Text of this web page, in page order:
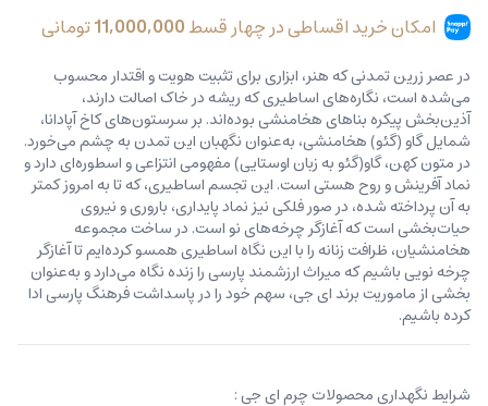
امکان خرید اقساطی در چهار قسط11,000,000تومانی
در عصر زرین تمدنی که هنر، ابزاری برای تثبیت هویت و اقتدار محسوب
می‌شده است، نگاره‌های اساطیری که ریشه در خاک اصالت دارند،
آذین‌بخش پیکره بناهای هخامنشی بوده‌اند. بر سرستون‌های کاخ آپادانا،
شمایل‌‌ گاو (گئو) هخامنشی، به‌عنوان نگهبان این تمدن به چشم می‌خورد.
در متون کهن، گاو(گئو به زبان اوستایی) مفهومی انتزاعی و اسطوره‌ای دارد و
نماد آفرینش و روح هستی است. این تجسم اساطیری، که تا به امروز کمتر
به آن پرداخته شده، در صور فلکی نیز نماد پایداری، باروری و نیروی
حیات‌بخشی است که آغازگر چرخه‌های نو است. در ساخت مجموعه
هخامنشیان، ظرافت زنانه را با این نگاه اساطیری همسو کرده‌ایم تا آغازگر
چرخه نویی باشیم که میراث ارزشمند پارسی را زنده نگاه می‌دارد و به‌عنوان
بخشی از ماموریت برند ای جی، سهم خود را در پاسداشت فرهنگ پارسی ادا
کرده باشیم.
شرایط نگهداری محصولات چرم ای جی :